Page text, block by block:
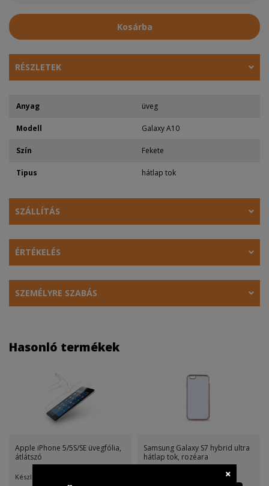
Kosárba
RÉSZLETEK
Anyag üveg
Modell Galaxy A10
Szín Fekete
Tipus hátlap tok
SZÁLLÍTÁS
ÉRTÉKELÉS
SZEMÉLYRE SZABÁS
Hasonló termékek
Apple iPhone 5/5S/SE üvegfólia,
átlátszó
Készletinfó:
Samsung Galaxy S7 hybrid ultra
hátlap tok, rozéara